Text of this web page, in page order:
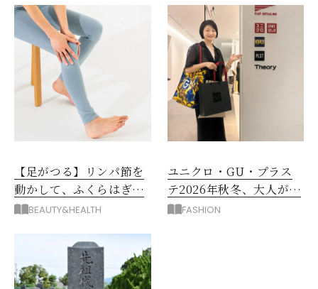
【足がつる】リンパ節を
動かして、ふくらはぎの
むくみ、こむら返りを解
BEAUTY&HEALTH
ユニクロ・GU・プラス
テ2026年秋冬、大人が着
たい新作服は？
FASHION